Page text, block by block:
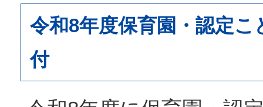
令和8年度保育園・認定こ
付